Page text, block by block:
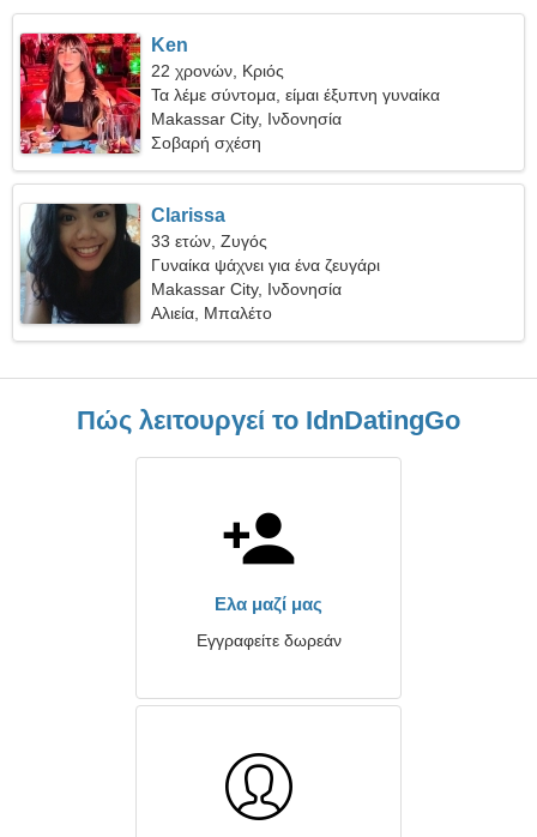
Ken
22 χρονών, Κριός
Τα λέμε σύντομα, είμαι έξυπνη γυναίκα
Makassar City, Ινδονησία
Σοβαρή σχέση
Clarissa
33 ετών, Ζυγός
Γυναίκα ψάχνει για ένα ζευγάρι
Makassar City, Ινδονησία
Αλιεία, Μπαλέτο
Πώς λειτουργεί το IdnDatingGo
Ελα μαζί μας
Εγγραφείτε δωρεάν